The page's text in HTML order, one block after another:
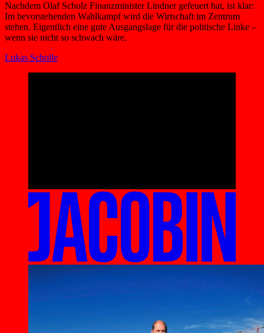
Nachdem Olaf Scholz Finanzminister Lindner gefeuert hat, ist klar:
Im bevorstehenden Wahlkampf wird die Wirtschaft im Zentrum
stehen. Eigentlich eine gute Ausgangslage für die politische Linke –
wenn sie nicht so schwach wäre.
Lukas Scholle